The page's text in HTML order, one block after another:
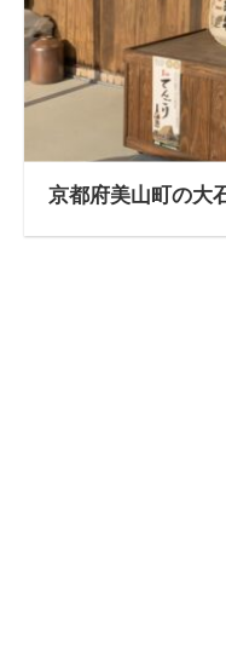
京都府美山町の大